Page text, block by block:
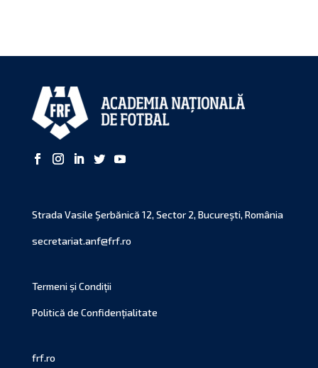
Strada Vasile Şerbănică 12, Sector 2, Bucureşti, România
secretariat.anf@frf.ro
Termeni și Condiții
Politică de Confidențialitate
frf.ro